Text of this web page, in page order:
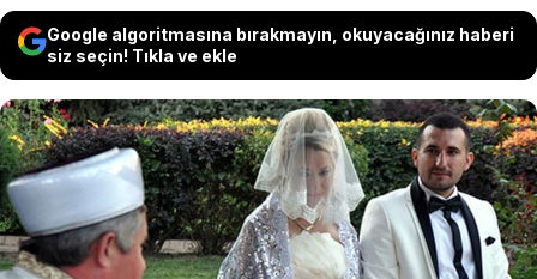
Google algoritmasına bırakmayın, okuyacağınız haberi
siz seçin! Tıkla ve ekle
Günde 500 milyon lira harcayan, milyonlarca
liralık lüks otellerdeki toplantılarıyla gündeme
gelen Diyanet, yeni evlenen çiftlere yapacağı
‘çeyiz yardımı’nda pinti davrandı. Diyanet,